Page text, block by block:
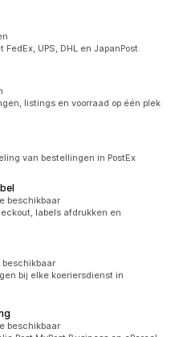
UPS, DHL en JapanPost.
listings en voorraad op één plek
van bestellingen in PostEx
beschikbaar
labels afdrukken en
beschikbaar
bij elke koeriersdienst in
beschikbaar